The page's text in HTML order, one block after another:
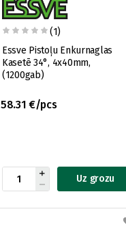
(1)
Essve Pistoļu Enkurnaglas
Kasetē 34°, 4x40mm,
(1200gab)
58.31 €/pcs
Uz grozu